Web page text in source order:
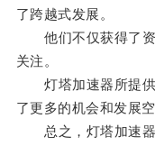
了跨越式发展。
他们不仅获得了资
关注。
灯塔加速器所提供
了更多的机会和发展空
总之，灯塔加速器